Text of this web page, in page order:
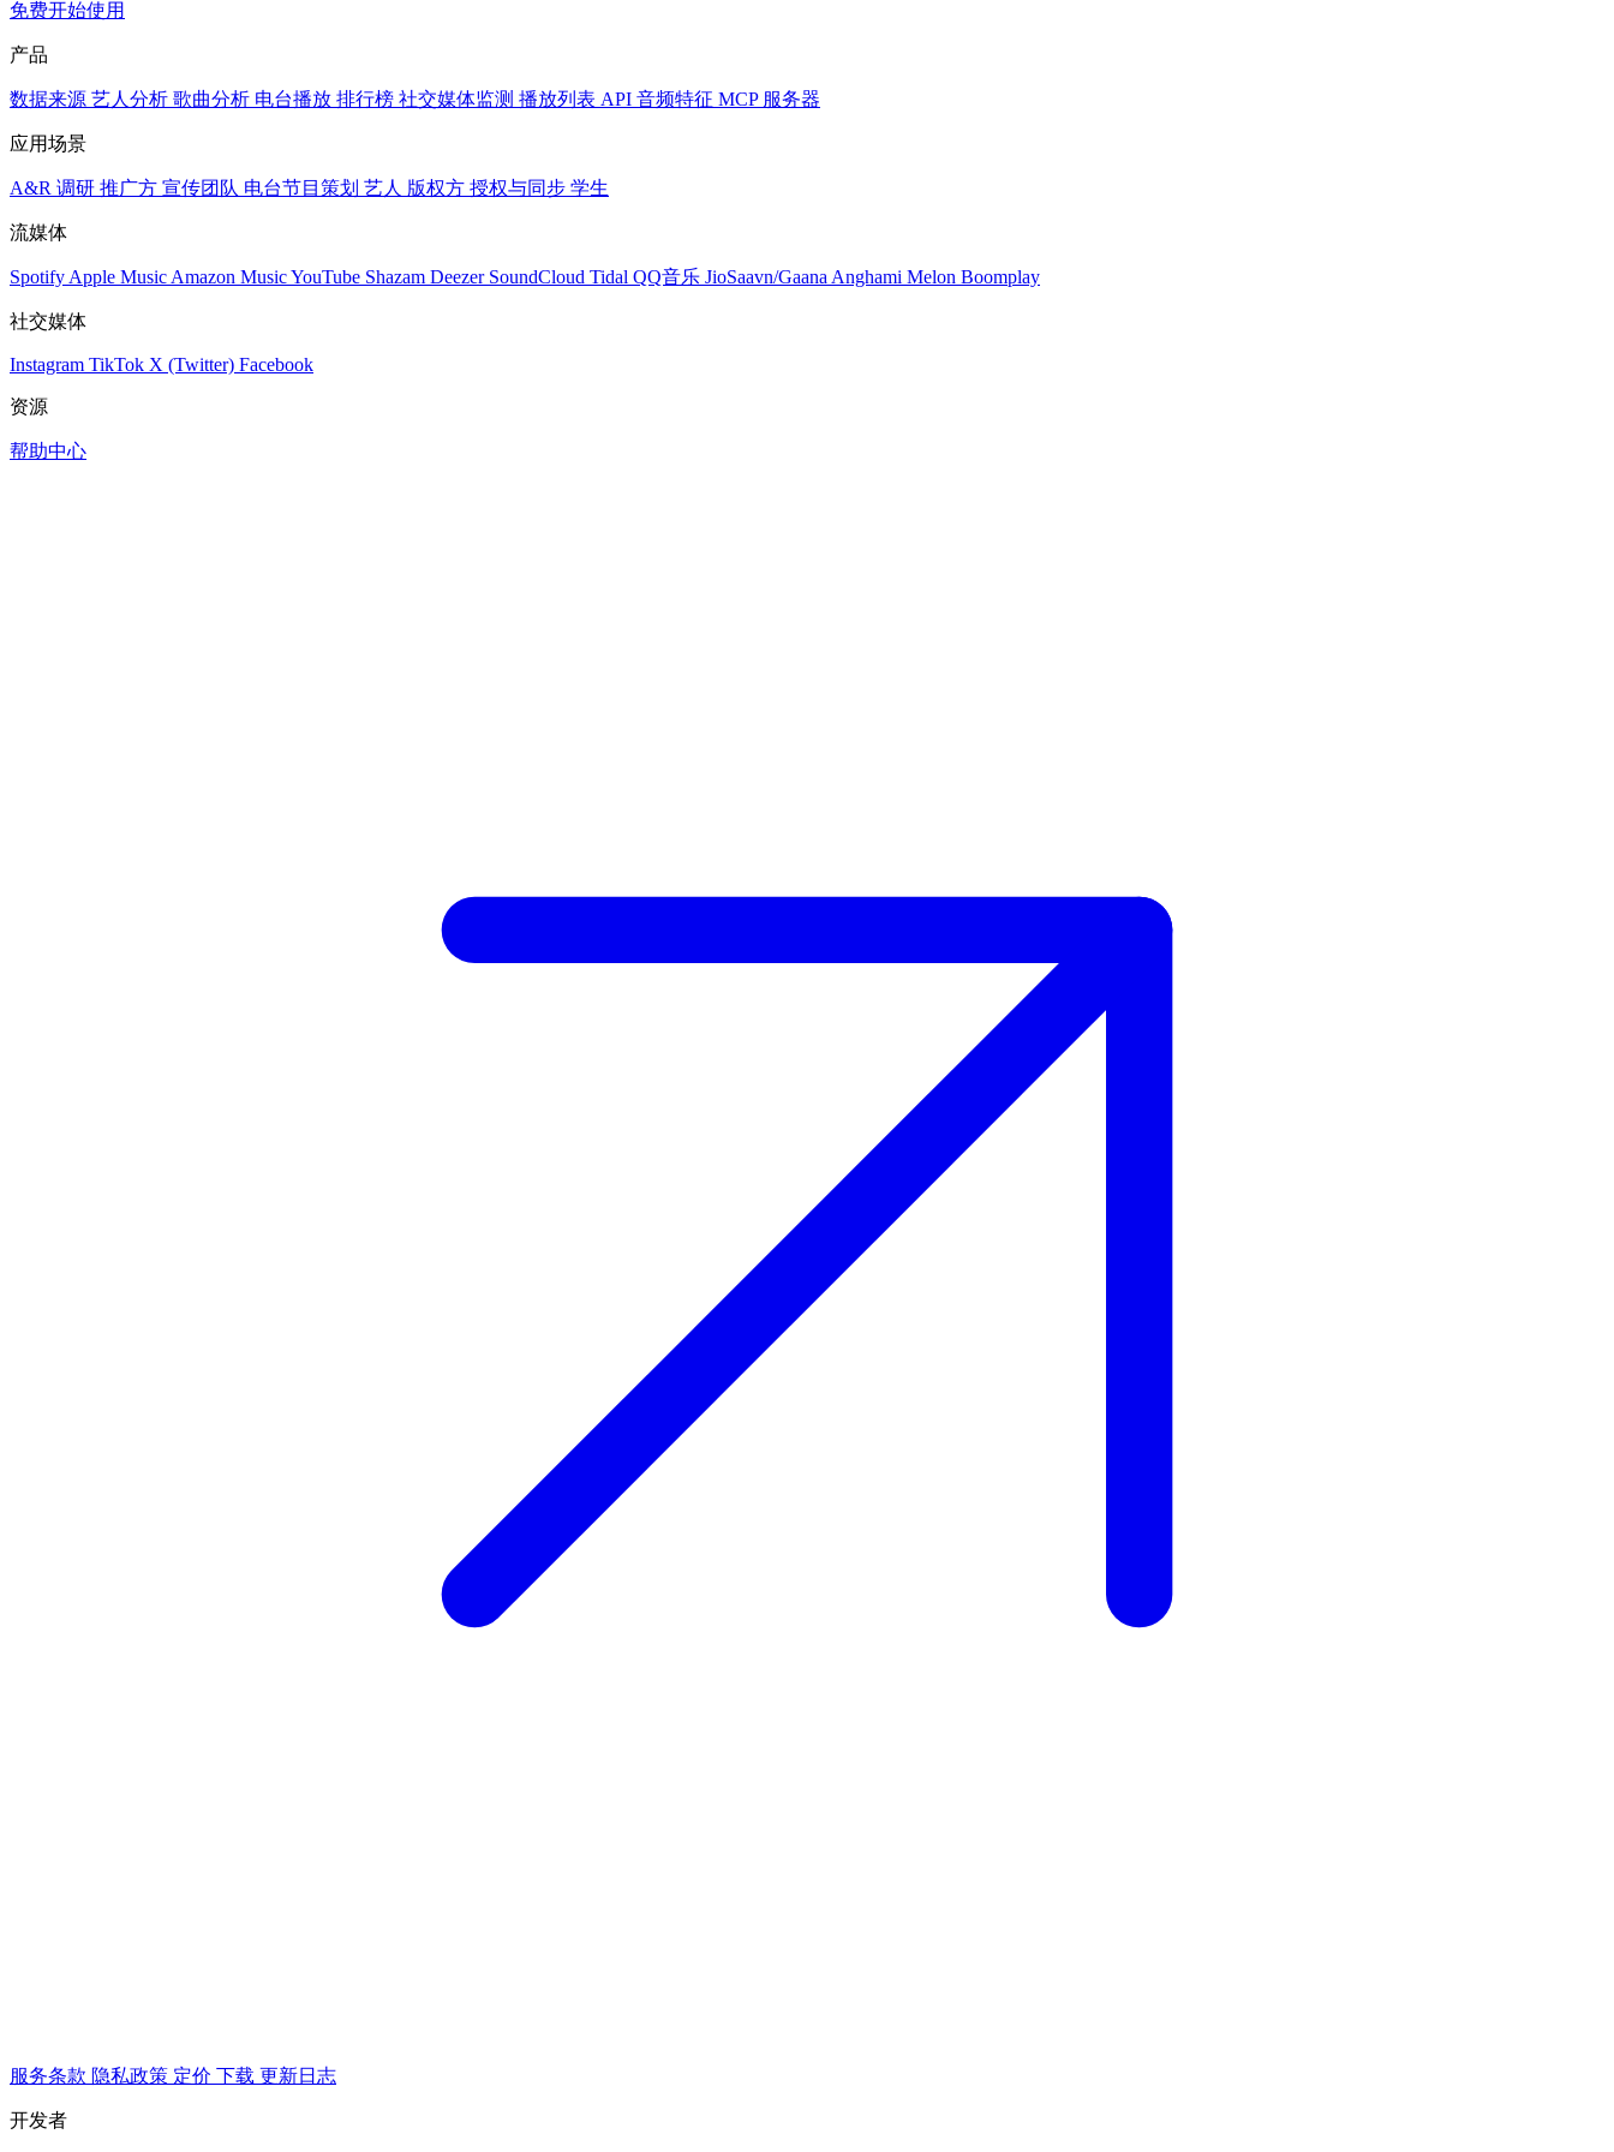
免费开始使用
产品
数据来源 艺人分析 歌曲分析 电台播放 排行榜 社交媒体监测 播放列表 API 音频特征 MCP 服务器
应用场景
A&R 调研 推广方 宣传团队 电台节目策划 艺人 版权方 授权与同步 学生
流媒体
Spotify Apple Music Amazon MusicYouTube Shazam Deezer SoundCloud Tidal QQ音乐 JioSaavn/Gaana Anghami Melon Boomplay
社交媒体
Instagram TikTok X (Twitter) Facebook
资源
帮助中心
服务条款 隐私政策 定价 下载 更新日志
开发者